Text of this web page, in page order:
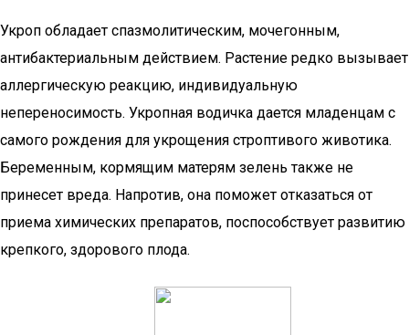
Укроп обладает спазмолитическим, мочегонным,
антибактериальным действием. Растение редко вызывает
аллергическую реакцию, индивидуальную
непереносимость. Укропная водичка дается младенцам с
самого рождения для укрощения строптивого животика.
Беременным, кормящим матерям зелень также не
принесет вреда. Напротив, она поможет отказаться от
приема химических препаратов, поспособствует развитию
крепкого, здорового плода.